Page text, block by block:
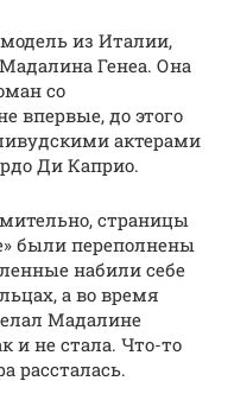
из Италии,
Генеа. Она
со
впервые, до этого
актерами
Ди Каприо.
страницы
были переполнены
набили себе
а во время
Мадалине
и не стала. Что-то
рассталась.